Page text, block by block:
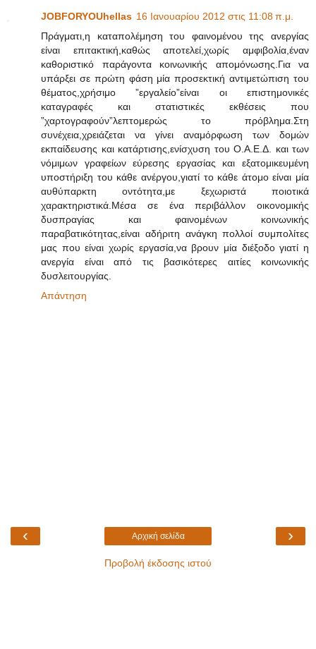
JOBFORYOUhellas 16 Ιανουαρίου 2012 στις 11:08 π.μ.
Πράγματι,η καταπολέμηση του φαινομένου της ανεργίας
είναι επιτακτική,καθώς αποτελεί,χωρίς αμφιβολία,έναν
καθοριστικό παράγοντα κοινωνικής απομόνωσης.Για να
υπάρξει σε πρώτη φάση μία προσεκτική αντιμετώπιση του
θέματος,χρήσιμο ”εργαλείο”είναι οι επιστημονικές
καταγραφές και στατιστικές εκθέσεις που
”χαρτογραφούν”λεπτομερώς το πρόβλημα.Στη
συνέχεια,χρειάζεται να γίνει αναμόρφωση των δομών
εκπαίδευσης και κατάρτισης,ενίσχυση του Ο.Α.Ε.Δ. και των
νόμιμων γραφείων εύρεσης εργασίας και εξατομικευμένη
υποστήριξη του κάθε ανέργου,γιατί το κάθε άτομο είναι μία
αυθύπαρκτη οντότητα,με ξεχωριστά ποιοτικά
χαρακτηριστικά.Μέσα σε ένα περιβάλλον οικονομικής
δυσπραγίας και φαινομένων κοινωνικής
παραβατικότητας,είναι αδήριτη ανάγκη πολλοί συμπολίτες
μας που είναι χωρίς εργασία,να βρουν μία διέξοδο γιατί η
ανεργία είναι από τις βασικότερες αιτίες κοινωνικής
δυσλειτουργίας.
Απάντηση
‹ ›
Αρχική σελίδα
Προβολή έκδοσης ιστού